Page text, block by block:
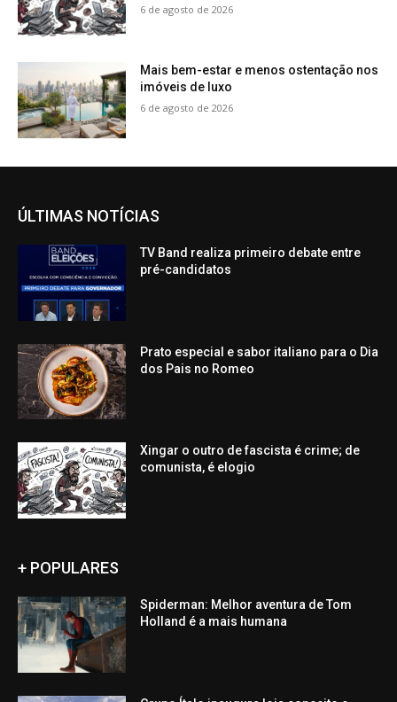
6 de agosto de 2026
Mais bem-estar e menos ostentação nos
imóveis de luxo
6 de agosto de 2026
ÚLTIMAS NOTÍCIAS
TV Band realiza primeiro debate entre
pré-candidatos
Prato especial e sabor italiano para o Dia
dos Pais no Romeo
Xingar o outro de fascista é crime; de
comunista, é elogio
+ POPULARES
Spiderman: Melhor aventura de Tom
Holland é a mais humana